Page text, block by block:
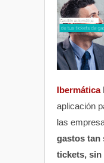
Ibermática
aplicación
las
gastos tan
tickets, sin